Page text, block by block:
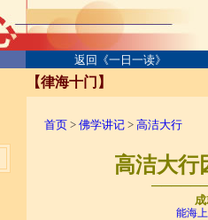
返回《一日一读》
【律海十门】
首页 > 佛学讲记 > 高洁大行
高洁大行
能海